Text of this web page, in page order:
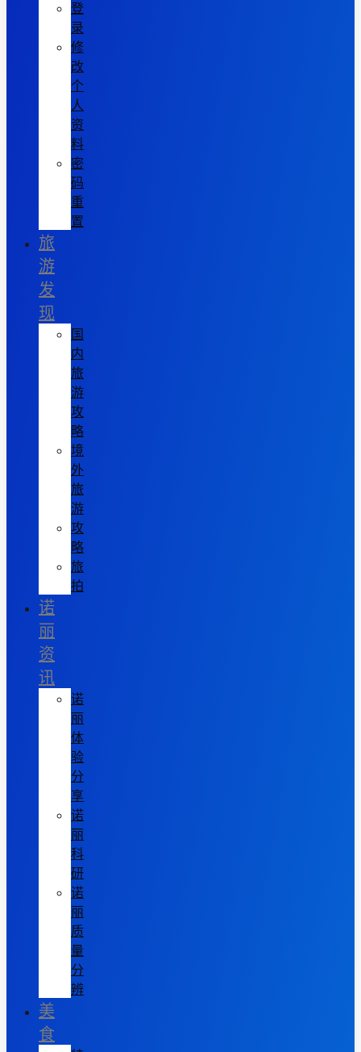
登
录
修
改
个
人
资
料
密
码
重
置
旅
游
发
现
国
内
旅
游
攻
略
境
外
旅
游
攻
略
旅
拍
诺
丽
资
讯
诺
丽
体
验
分
享
诺
丽
科
研
诺
丽
质
量
分
辨
美
食